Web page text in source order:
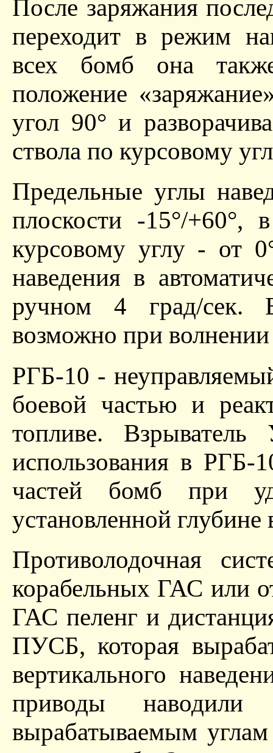
После заряжания
переходит в режим
всех бомб она
положение
угол 90° и
ствола по курсовому
Предельные углы
плоскости -15°/+60°,
курсовому углу - от
наведения в
ручном 4 град/сек.
возможно при
РГБ-10 -
боевой частью и
топливе.
использования в РГБ-
частей бомб при
установленной глубине
Противолодочная
корабельных ГАС или
ГАС пеленг и
ПУСБ, которая
вертикального
приводы наводили
вырабатываемым